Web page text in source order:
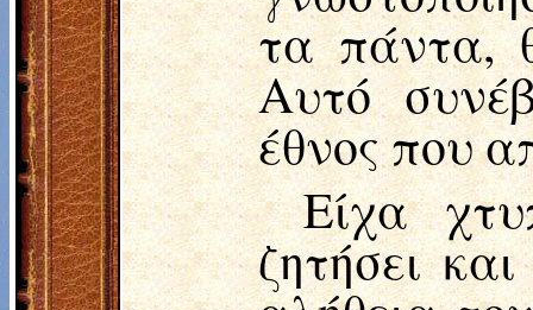
τα πάντα,
Αυτό
έθνος που
Είχα
ζητήσει